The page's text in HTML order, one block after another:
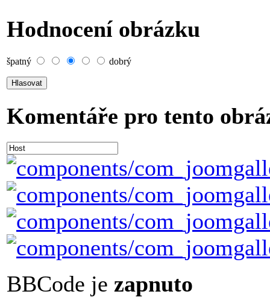
Hodnocení obrázku
špatný dobrý
Komentáře pro tento
BBCode je zapnuto